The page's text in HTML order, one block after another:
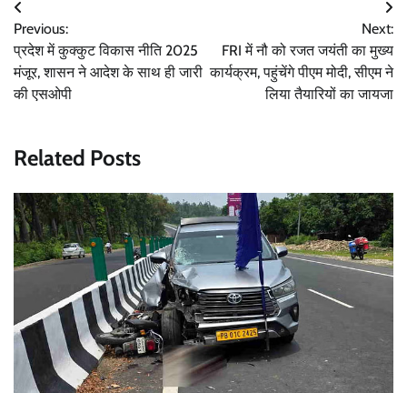
Post
navigation
Previous:
प्रदेश में कुक्कुट विकास नीति 2025
मंजूर, शासन ने आदेश के साथ ही जारी
की एसओपी
Next:
FRI में नौ को रजत जयंती का मुख्य
कार्यक्रम, पहुंचेंगे पीएम मोदी, सीएम ने
लिया तैयारियों का जायजा
Related Posts